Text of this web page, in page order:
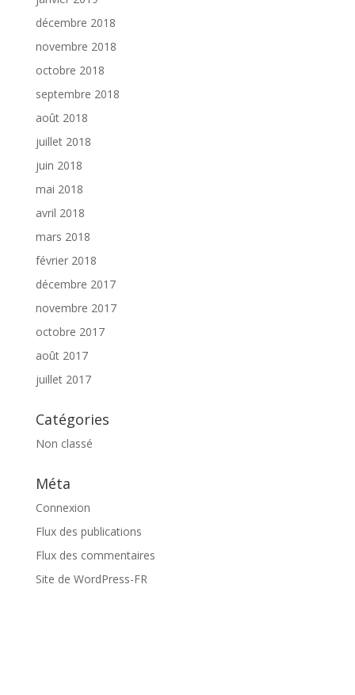
décembre 2018
novembre 2018
octobre 2018
septembre 2018
août 2018
juillet 2018
juin 2018
mai 2018
avril 2018
mars 2018
février 2018
décembre 2017
novembre 2017
octobre 2017
août 2017
juillet 2017
Catégories
Non classé
Méta
Connexion
Flux des publications
Flux des commentaires
Site de WordPress-FR